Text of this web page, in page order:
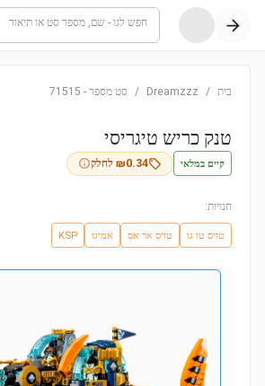
חפש לגו - שם, מספר סט או תיאור
בית /
Dreamzzz
/ סט מספר -
71515
טנק כריש טיגריסי
קיים במלאי ₪0.34 לחלק
חנויות:
טויס טו גו טויס אר אס אמיגו KSP